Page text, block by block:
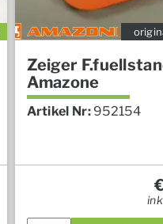
Zeiger
Amazone
Artikel Nr: 952154